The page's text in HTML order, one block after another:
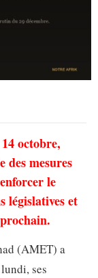
octobre,
des mesures
le
législatives et
(AMET) a
ses